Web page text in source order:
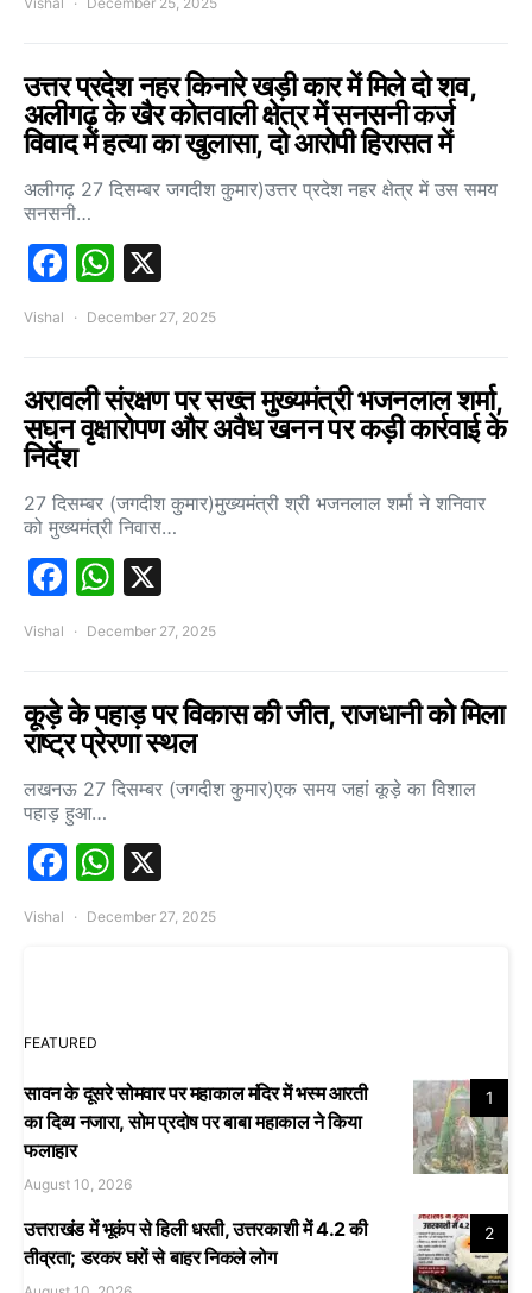
उत्तर प्रदेश नहर किनारे खड़ी कार में मिले दो शव,
अलीगढ़ के खैर कोतवाली क्षेत्र में सनसनी कर्ज
विवाद में हत्या का खुलासा, दो आरोपी हिरासत में
अलीगढ़ 27 दिसम्बर जगदीश कुमार)उत्तर प्रदेश नहर क्षेत्र में उस समय
सनसनी…
Facebook
WhatsApp
Vishal December 27, 2025
अरावली संरक्षण पर सख्त मुख्यमंत्री भजनलाल शर्मा,
सघन वृक्षारोपण और अवैध खनन पर कड़ी कार्रवाई के
निर्देश
27 दिसम्बर (जगदीश कुमार)मुख्यमंत्री श्री भजनलाल शर्मा ने शनिवार
को मुख्यमंत्री निवास…
Facebook
WhatsApp
Vishal December 27, 2025
कूड़े के पहाड़ पर विकास की जीत, राजधानी को मिला
राष्ट्र प्रेरणा स्थल
लखनऊ 27 दिसम्बर (जगदीश कुमार)एक समय जहां कूड़े का विशाल
पहाड़ हुआ…
Facebook
WhatsApp
Vishal December 27, 2025
FEATURED
1
सावन के दूसरे सोमवार पर महाकाल मंदिर में भस्म आरती
का दिव्य नजारा, सोम प्रदोष पर बाबा महाकाल ने किया
फलाहार
August 10, 2026
2
उत्तराखंड में भूकंप से हिली धरती, उत्तरकाशी में 4.2 की
तीव्रता; डरकर घरों से बाहर निकले लोग